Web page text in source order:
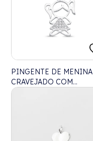
PINGENTE DE MENINA
CRAVEJADO COM
ZIRCÔNIAS